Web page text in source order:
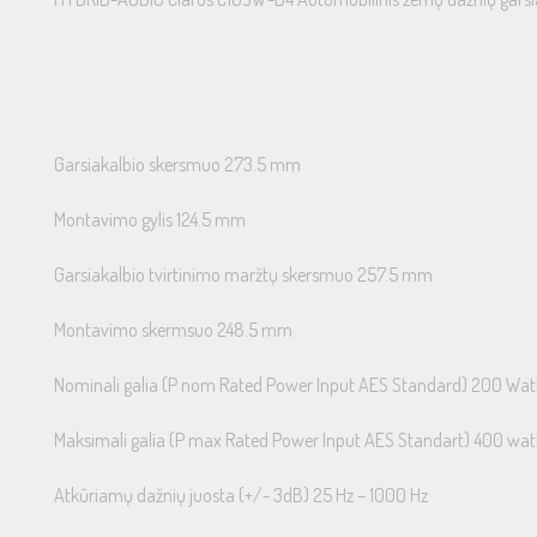
Garsiakalbio skersmuo 273.5 mm
Montavimo gylis 124.5 mm
Garsiakalbio tvirtinimo maržtų skersmuo 257.5 mm
Montavimo skermsuo 248.5 mm
Nominali galia (P nom Rated Power Input AES Standard) 200
Maksimali galia (P max Rated Power Input AES Standart) 400
Atkūriamų dažnių juosta (+/- 3dB) 25 Hz – 1000 Hz